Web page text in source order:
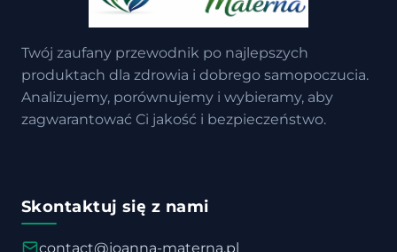
Twój zaufany przewodnik po najlepszych
produktach dla zdrowia i dobrego samopoczucia.
Analizujemy, porównujemy i wybieramy, aby
zagwarantować Ci jakość i bezpieczeństwo.
Skontaktuj się z nami
contact@joanna-materna.pl